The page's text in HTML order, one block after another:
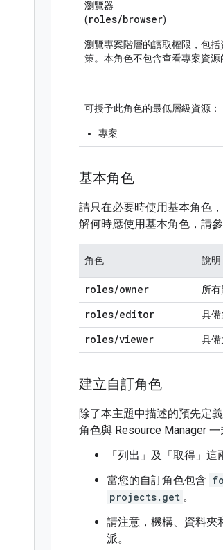
瀏覽器
(roles/browser)
瀏覽專案階層的讀取權限，包
策。本角色不包含查看專案資源
可授予此角色的最低層級資源：
專案
基本角色
請只在必要時使用基本角色
解何時應使用基本角色，請
角色 說明
roles/owner 所有
roles/editor 具備
roles/viewer 具備
建立自訂角色
除了本主題中描述的預先定
角色與 Resource Manager
「列出」及「取得」
當您的自訂角色包含
projects.get 。
請注意，機構、資料夾
派。